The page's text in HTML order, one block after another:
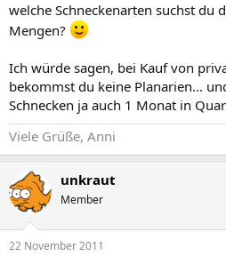
welche Schneckenarten suchst du
Mengen?
Ich würde sagen, bei Kauf von
bekommst du keine Planarien...
Schnecken ja auch 1 Monat in
Viele Grüße, Anni
unkraut
Member
22 November 2011